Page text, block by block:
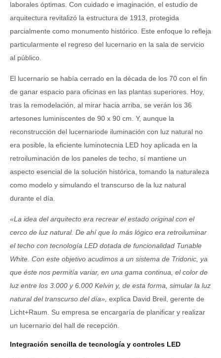
laborales óptimas. Con cuidado e imaginación, el estudio de
arquitectura revitalizó la estructura de 1913, protegida
parcialmente como monumento histórico. Este enfoque lo refleja
particularmente el regreso del lucernario en la sala de servicio
al público.
El lucernario se había cerrado en la década de los 70 con el fin
de ganar espacio para oficinas en las plantas superiores. Hoy,
tras la remodelación, al mirar hacia arriba, se verán los 36
artesones luminiscentes de 90 x 90 cm. Y, aunque la
reconstrucción del lucernariode iluminación con luz natural no
era posible, la eficiente luminotecnia LED hoy aplicada en la
retroiluminación de los paneles de techo, sí mantiene un
aspecto esencial de la solución histórica, tomando la naturaleza
como modelo y simulando el transcurso de la luz natural
durante el día.
«La idea del arquitecto era recrear el estado original con el
cerco de luz natural. De ahí que lo más lógico era retroiluminar
el techo con tecnología LED dotada de funcionalidad Tunable
White. Con este objetivo acudimos a un sistema de Tridonic, ya
que éste nos permitía variar, en una gama continua, el color de
luz entre los 3.000 y 6.000 Kelvin y, de esta forma, simular la luz
natural del transcurso del día», explica David Breil, gerente de
Licht+Raum. Su empresa se encargaría de planificar y realizar
un lucernario del hall de recepción.
Integración sencilla de tecnología y controles LED